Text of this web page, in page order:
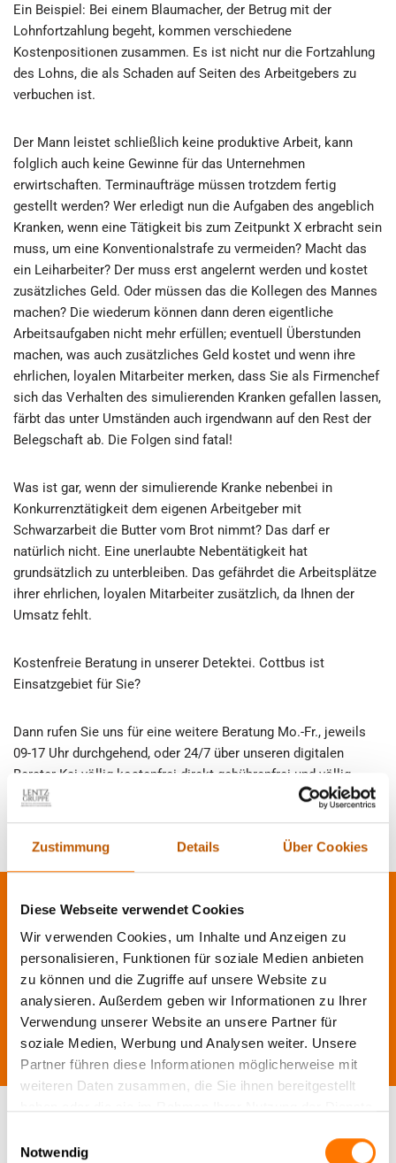
Zustimmung Details Über Cookies
Diese Webseite verwendet Cookies
Wir verwenden Cookies, um Inhalte und Anzeigen zu
personalisieren, Funktionen für soziale Medien anbieten
zu können und die Zugriffe auf unsere Website zu
analysieren. Außerdem geben wir Informationen zu Ihrer
Verwendung unserer Website an unsere Partner für
soziale Medien, Werbung und Analysen weiter. Unsere
Partner führen diese Informationen möglicherweise mit
weiteren Daten zusammen, die Sie ihnen bereitgestellt
Notwendig
Ein Beispiel: Bei einem Blaumacher, der Betrug mit der
Lohnfortzahlung begeht, kommen verschiedene
Kostenpositionen zusammen. Es ist nicht nur die Fortzahlung
des Lohns, die als Schaden auf Seiten des Arbeitgebers zu
verbuchen ist.
Der Mann leistet schließlich keine produktive Arbeit, kann
folglich auch keine Gewinne für das Unternehmen
erwirtschaften. Terminaufträge müssen trotzdem fertig
gestellt werden? Wer erledigt nun die Aufgaben des angeblich
Kranken, wenn eine Tätigkeit bis zum Zeitpunkt X erbracht sein
muss, um eine Konventionalstrafe zu vermeiden? Macht das
ein Leiharbeiter? Der muss erst angelernt werden und kostet
zusätzliches Geld. Oder müssen das die Kollegen des Mannes
machen? Die wiederum können dann deren eigentliche
Arbeitsaufgaben nicht mehr erfüllen; eventuell Überstunden
machen, was auch zusätzliches Geld kostet und wenn ihre
ehrlichen, loyalen Mitarbeiter merken, dass Sie als Firmenchef
sich das Verhalten des simulierenden Kranken gefallen lassen,
färbt das unter Umständen auch irgendwann auf den Rest der
Belegschaft ab. Die Folgen sind fatal!
Was ist gar, wenn der simulierende Kranke nebenbei in
Konkurrenztätigkeit dem eigenen Arbeitgeber mit
Schwarzarbeit die Butter vom Brot nimmt? Das darf er
natürlich nicht. Eine unerlaubte Nebentätigkeit hat
grundsätzlich zu unterbleiben. Das gefährdet die Arbeitsplätze
ihrer ehrlichen, loyalen Mitarbeiter zusätzlich, da Ihnen der
Umsatz fehlt.
Kostenfreie Beratung in unserer Detektei. Cottbus ist
Einsatzgebiet für Sie?
Dann rufen Sie uns für eine weitere Beratung Mo.-Fr., jeweils
09-17 Uhr durchgehend, oder 24/7 über unseren digitalen
Berater Kai völlig kostenfrei direkt gebührenfrei und völlig
unverbindlich unter (0800) 88 333 11 an. Die Lösung ihres